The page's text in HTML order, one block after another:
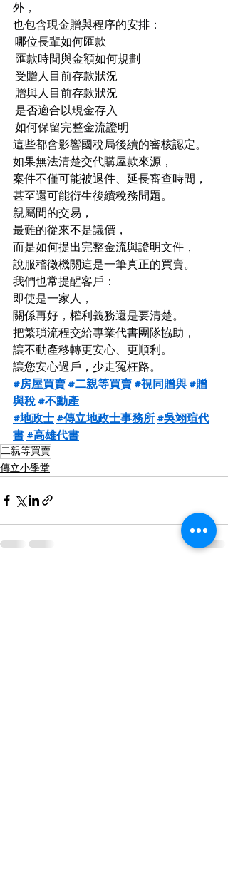
外，
也包含現金贈與程序的安排：
哪位長輩如何匯款
匯款時間與金額如何規劃
受贈人目前存款狀況
贈與人目前存款狀況
是否適合以現金存入
如何保留完整金流證明
這些都會影響國稅局後續的審核認定。
如果無法清楚交代購屋款來源，
案件不僅可能被退件、延長審查時間，
甚至還可能衍生後續稅務問題。
親屬間的交易，
最難的從來不是議價，
而是如何提出完整金流與證明文件，
說服稽徵機關這是一筆真正的買賣。
我們也常提醒客戶：
即使是一家人，
關係再好，權利義務還是要清楚。
把繁瑣流程交給專業代書團隊協助，
讓不動產移轉更安心、更順利。
讓您安心過戶，少走冤枉路。
#房屋買賣 #二親等買賣 #視同贈與 #贈
與稅 #不動產
#地政士 #傳立地政士事務所 #吳翊瑄代
書 #高雄代書
二親等買賣
傳立小學堂